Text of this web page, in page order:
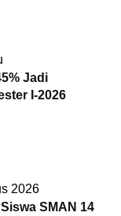
Jadi
I-2026
2026
SMAN 14